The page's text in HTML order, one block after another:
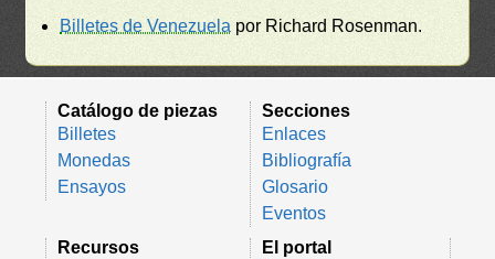
Billetes de Venezuela por Richard Rosenman.
Catálogo de piezas
Billetes
Monedas
Ensayos
Secciones
Enlaces
Bibliografía
Glosario
Eventos
Recursos
El portal